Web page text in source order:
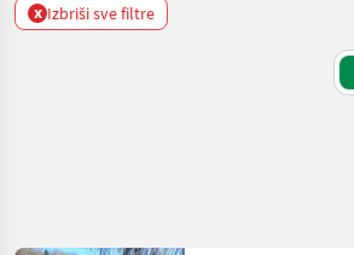
x Izbriši sve filtre